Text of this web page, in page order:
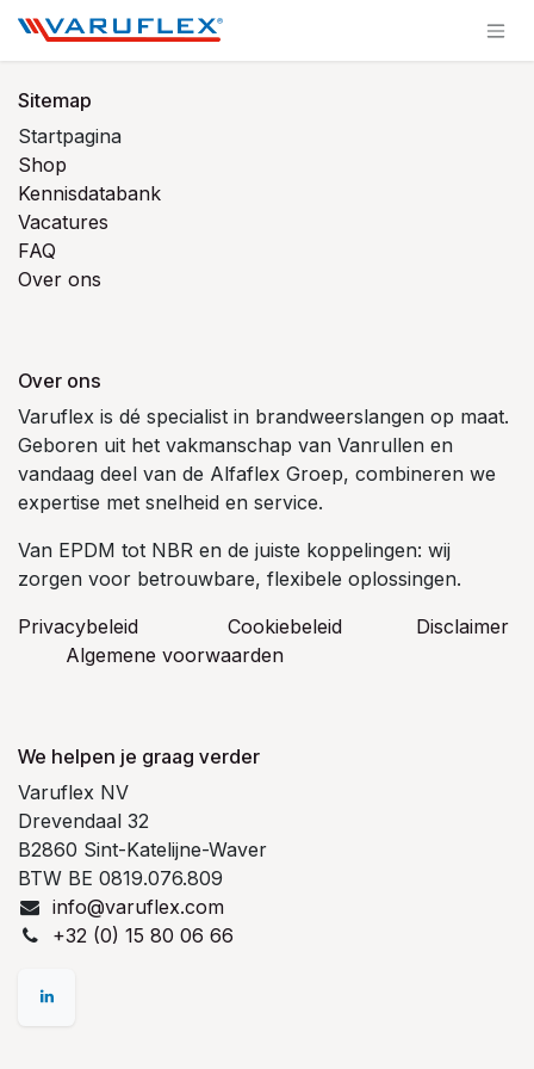
Sitemap
Startpagina
Shop
Kennisdatabank
Vacatures
FAQ
Over ons
Over ons
Varuflex is dé specialist in brandweerslangen op maat.
Geboren uit het vakmanschap van Vanrullen en
vandaag deel van de Alfaflex Groep, combineren we
expertise met snelheid en service.
Van EPDM tot NBR en de juiste koppelingen: wij
zorgen voor betrouwbare, flexibele oplossingen.
Privacybeleid
Cookiebeleid
​Disclaimer
Algemene voorwaarden
We helpen je graag verder
Varuflex NV
Drevendaal 32
B2860 Sint-Katelijne-Waver
BTW BE 0819.076.809
info@varuflex.com
+32 (0) 15 80 06 66